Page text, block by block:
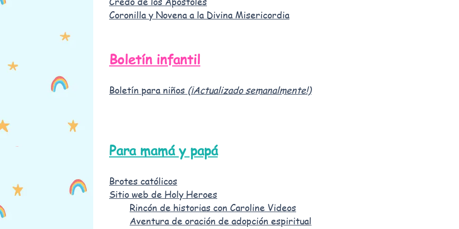
Coronilla y Novena a la Divina Misericordia
Boletín infantil
Boletín para niños (¡Actualizado semanalmente!)
Para mamá y papá
Brotes católicos
Sitio web de Holy Heroes
Rincón de historias con Caroline Videos
Aventura de oración de adopción espiritual